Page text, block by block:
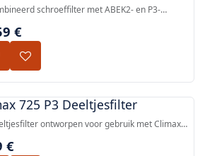
schroeffilter met ABEK2- en P3-
plus vaste en vloeibare deeltjes,
(EN 148-1).
€
725 P3 Deeltjesfilter
ontworpen voor gebruik met Climax
DIN-schroefverbinding (EN 148/1).
€